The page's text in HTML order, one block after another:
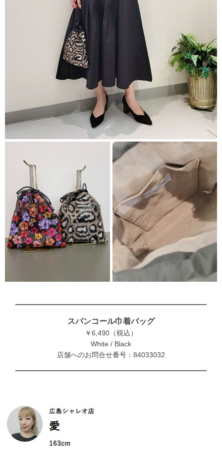
スパンコール巾着バッグ
￥6,490（税込）
White / Black
店舗へのお問合せ番号：84033032